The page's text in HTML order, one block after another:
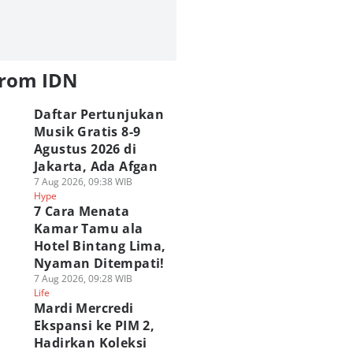
IDN
Daftar Pertunjukan
Musik Gratis 8-9
Agustus 2026 di
Jakarta, Ada Afgan
7 Aug 2026, 09:38 WIB
Hype
7 Cara Menata
Kamar Tamu ala
Hotel Bintang Lima,
Nyaman Ditempati!
7 Aug 2026, 09:28 WIB
Life
Mardi Mercredi
Ekspansi ke PIM 2,
Hadirkan Koleksi